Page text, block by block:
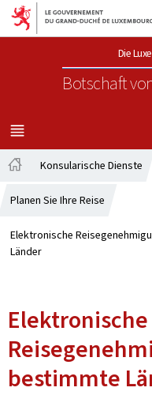
Zur
Die
Botschaft
MENÜ
HAUPT-
Konsularische Dienste
Planen Sie Ihre Reise
Elektronische
Länder
Elektronische
bestimmte